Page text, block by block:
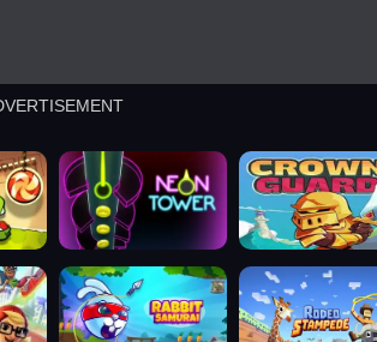
neon tower crown guard
rabbit samurai rodeo stampede